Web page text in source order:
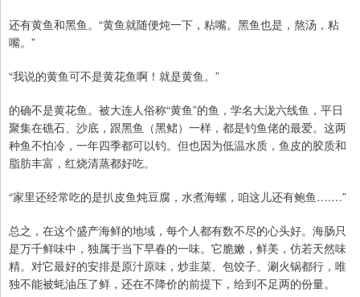
还有黄鱼和黑鱼。“黄鱼就随便炖一下，粘嘴。黑鱼也是，熬汤，粘
嘴。”
“我说的黄鱼可不是黄花鱼啊！就是黄鱼。”
的确不是黄花鱼。被大连人俗称“黄鱼”的鱼，学名大泷六线鱼，平日
聚集在礁石、沙底，跟黑鱼（黑鲪）一样，都是钓鱼佬的最爱。这两
种鱼不怕冷，一年四季都可以钓。但也因为低温水质，鱼皮的胶质和
脂肪丰富，红烧清蒸都好吃。
“家里还经常吃的是扒皮鱼炖豆腐，水煮海螺，咱这儿还有鲍鱼….…”
总之，在这个盛产海鲜的地域，每个人都有数不尽的心头好。海肠只
是万千鲜味中，独属于当下早春的一味。它脆嫩，鲜美，仿若天然味
精。对它最好的安排是原汁原味，炒韭菜、包饺子、涮火锅都行，唯
独不能被蚝油压了鲜，还在不降价的前提下，给到不足两的份量。